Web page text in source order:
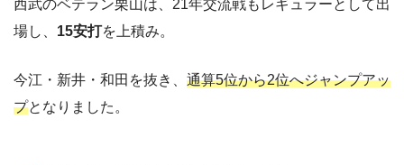
西武のベテラン栗山は、21年交流戦もレギュラーとして出
場し、 15安打を上積み。
今江・新井・和田を抜き、 通算5位から2位へジャンプアッ
プとなりました。